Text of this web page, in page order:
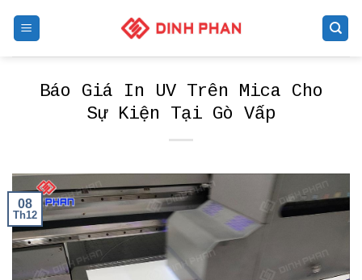
Báo Giá In UV Trên Mica Cho
Sự Kiện Tại Gò Vấp
08
Th12